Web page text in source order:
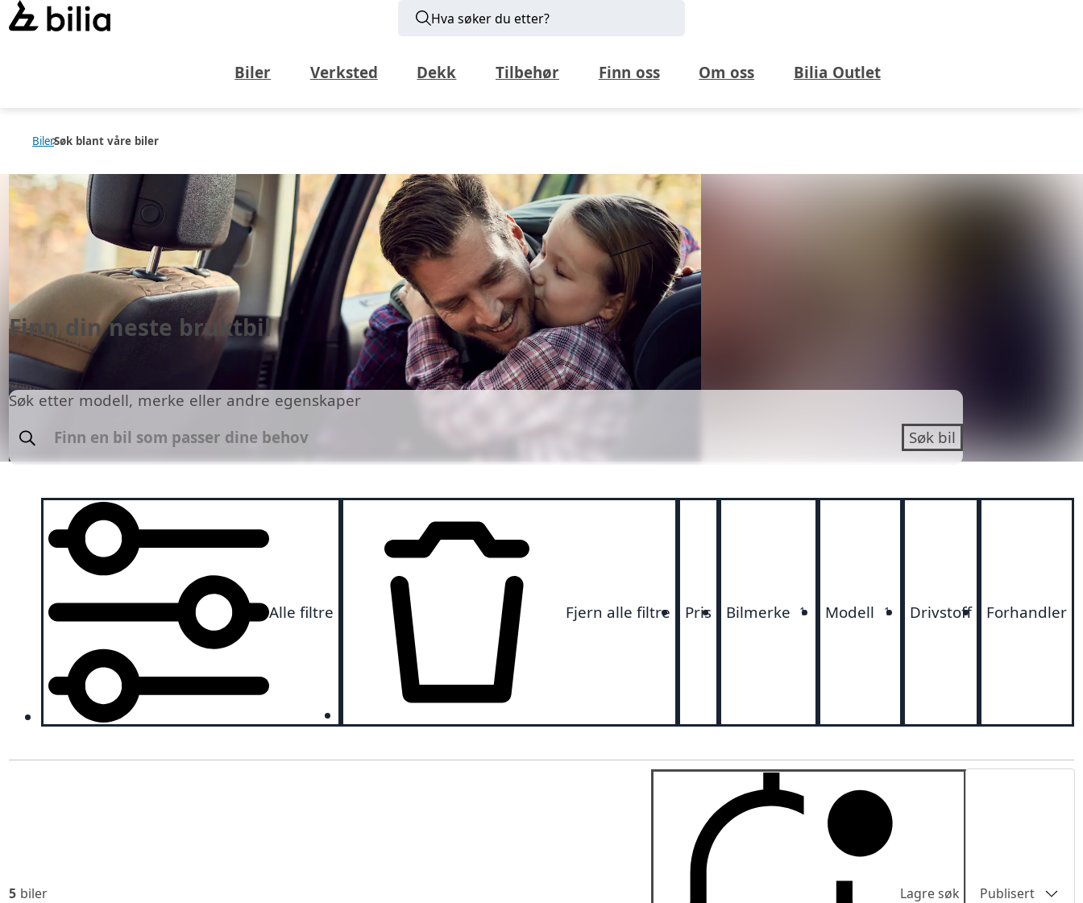
Hva søker du etter?
Biler Verksted Dekk Tilbehør Finn oss Om oss Bilia Outlet
BilerSøk blant våre biler
Finn din neste bruktbil
Søk etter modell, merke eller andre egenskaper
Søk bil
Alle filtre Fjern alle filtre Pris Bilmerke 1 Modell 1 Drivstoff Forhandler
5 biler Lagre søk Publisert